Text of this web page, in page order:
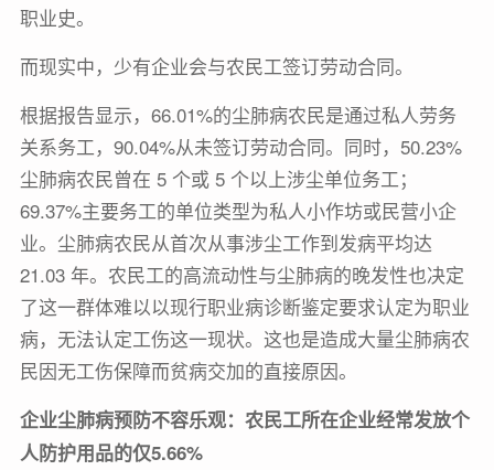
职业史。
而现实中，少有企业会与农民工签订劳动合同。
根据报告显示，66.01%的尘肺病农民是通过私人劳务
关系务工，90.04%从未签订劳动合同。同时，50.23%
尘肺病农民曾在 5 个或 5 个以上涉尘单位务工；
69.37%主要务工的单位类型为私人小作坊或民营小企
业。尘肺病农民从首次从事涉尘工作到发病平均达
21.03 年。农民工的高流动性与尘肺病的晚发性也决定
了这一群体难以以现行职业病诊断鉴定要求认定为职业
病，无法认定工伤这一现状。这也是造成大量尘肺病农
民因无工伤保障而贫病交加的直接原因。
企业尘肺病预防不容乐观：农民工所在企业经常发放个
人防护用品的仅5.66%